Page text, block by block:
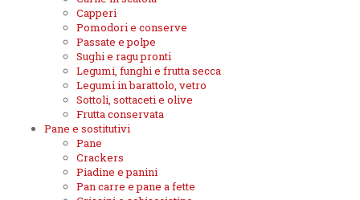
Capperi
Pomodori e conserve
Passate e polpe
Sughi e ragu pronti
Legumi, funghi e frutta secca
Legumi in barattolo, vetro
Sottoli, sottaceti e olive
Frutta conservata
Pane e sostitutivi
Pane
Crackers
Piadine e panini
Pan carre e pane a fette